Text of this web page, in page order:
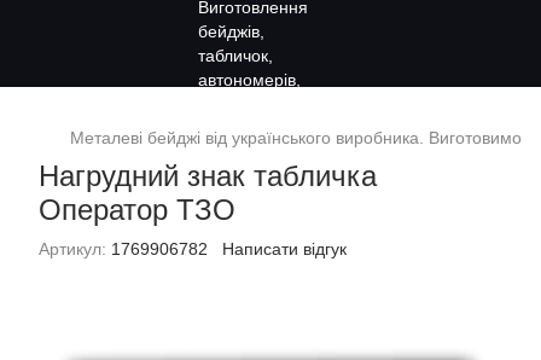
Металеві бейджі від українського виробника. Виготовимо
Нагрудний знак табличка
Оператор ТЗО
Артикул: 1769906782 Написати відгук